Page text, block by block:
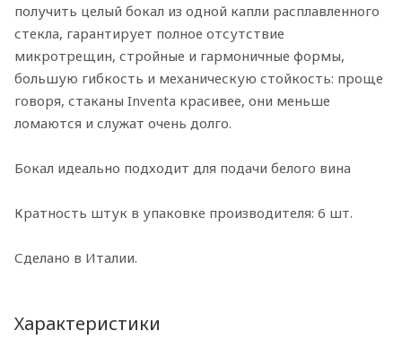
получить целый бокал из одной капли расплавленного
стекла, гарантирует полное отсутствие
микротрещин, стройные и гармоничные формы,
большую гибкость и механическую стойкость: проще
говоря, стаканы Inventa красивее, они меньше
ломаются и служат очень долго.
Бокал идеально подходит для подачи белого вина
Кратность штук в упаковке производителя: 6 шт.
Сделано в Италии.
Характеристики